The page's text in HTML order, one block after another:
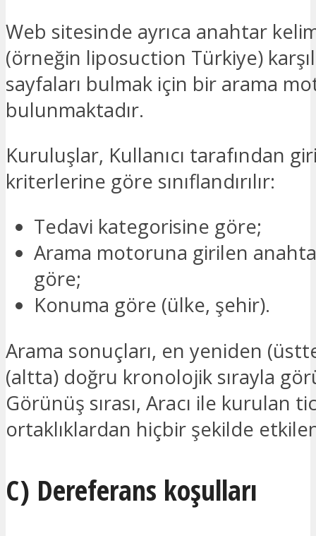
Web sitesinde ayrıca anahtar
(örneğin liposuction Türkiye)
sayfaları bulmak için bir arama
bulunmaktadır.
Kuruluşlar, Kullanıcı tarafından
kriterlerine göre sınıflandırılır:
Tedavi kategorisine göre;
Arama motoruna girilen
göre;
Konuma göre (ülke, şehir).
Arama sonuçları, en yeniden
(altta) doğru kronolojik sırayla
Görünüş sırası, Aracı ile kurulan
ortaklıklardan hiçbir şekilde
C) Dereferans koşulları